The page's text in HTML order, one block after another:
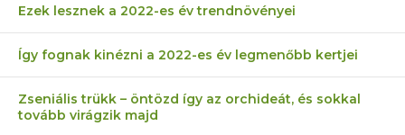
Ezek lesznek a 2022-es év trendnövényei
Így fognak kinézni a 2022-es év legmenőbb kertjei
Zseniális trükk – öntözd így az orchideát, és sokkal
tovább virágzik majd